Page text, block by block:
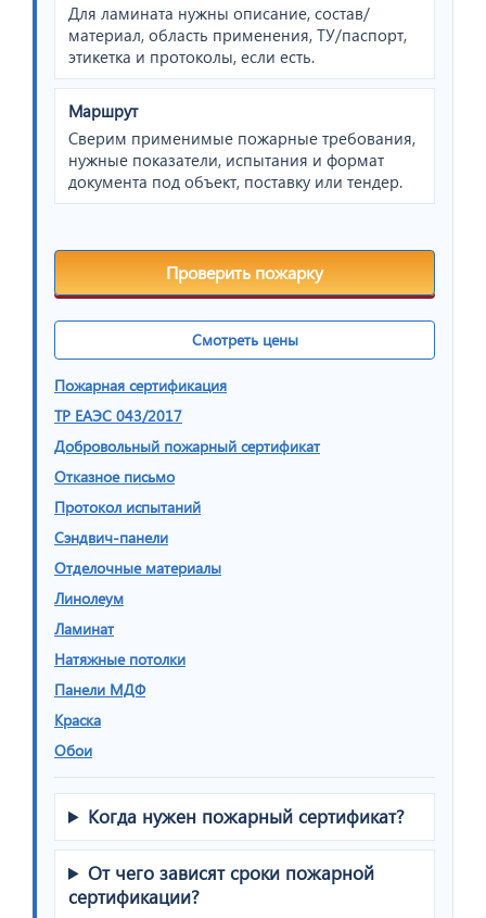
Для ламината нужны описание, состав/
материал, область применения, ТУ/паспорт,
этикетка и протоколы, если есть.
Маршрут
Сверим применимые пожарные требования,
нужные показатели, испытания и формат
документа под объект, поставку или тендер.
Проверить пожарку
Смотреть цены
Пожарная сертификация
ТР ЕАЭС 043/2017
Добровольный пожарный сертификат
Отказное письмо
Протокол испытаний
Сэндвич-панели
Отделочные материалы
Линолеум
Ламинат
Натяжные потолки
Панели МДФ
Краска
Обои
Когда нужен пожарный сертификат?
От чего зависят сроки пожарной
сертификации?